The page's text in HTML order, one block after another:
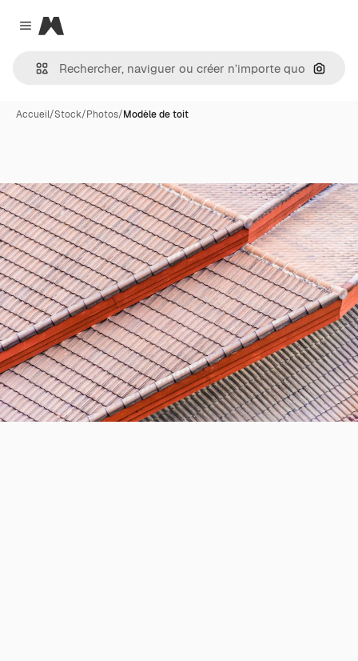
Close menu
Magnific
Accueil/Stock/Photos/Modèle de toit